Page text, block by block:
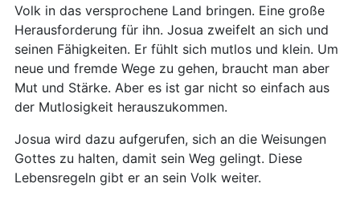
Volk in das versprochene Land bringen. Eine große
Herausforderung für ihn. Josua zweifelt an sich und
seinen Fähigkeiten. Er fühlt sich mutlos und klein. Um
neue und fremde Wege zu gehen, braucht man aber
Mut und Stärke. Aber es ist gar nicht so einfach aus
der Mutlosigkeit herauszukommen.
Josua wird dazu aufgerufen, sich an die Weisungen
Gottes zu halten, damit sein Weg gelingt. Diese
Lebensregeln gibt er an sein Volk weiter.